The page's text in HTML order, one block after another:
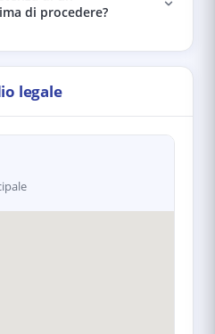
di procedere?
legale